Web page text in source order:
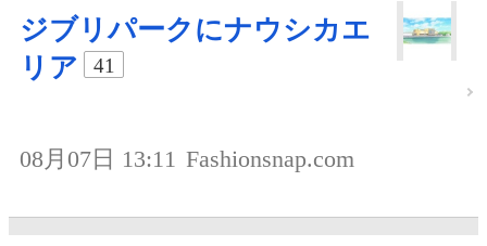
ジブリパークにナウシカエ
リア
41
08月07日 13:11 Fashionsnap.com